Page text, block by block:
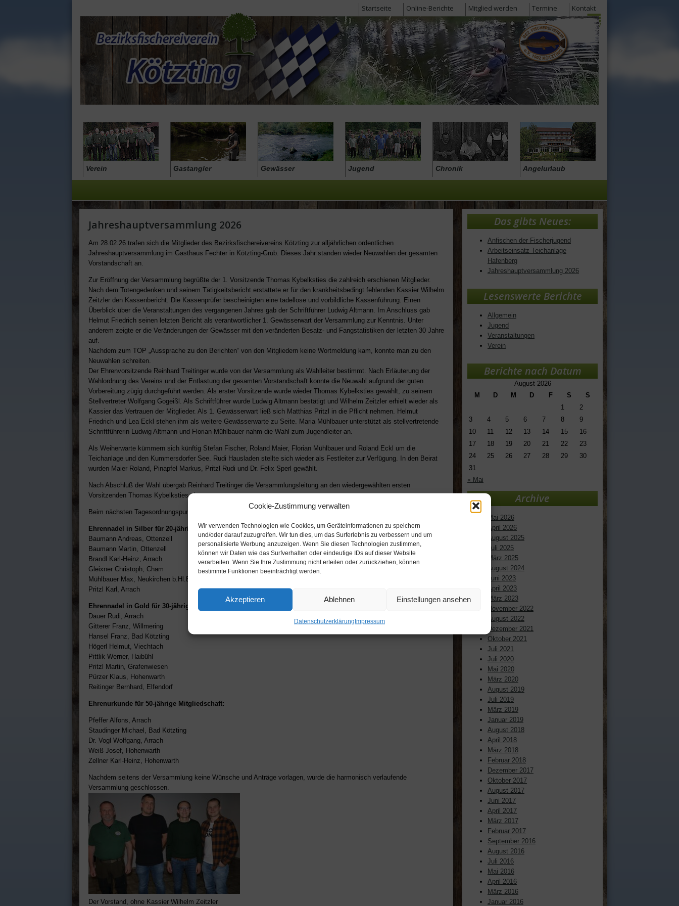
Cookie-Zustimmung verwalten
Wir verwenden Technologien wie Cookies, um Geräteinformationen zu speichern
und/oder darauf zuzugreifen. Wir tun dies, um das Surferlebnis zu verbessern und um
personalisierte Werbung anzuzeigen. Wenn Sie diesen Technologien zustimmen,
können wir Daten wie das Surfverhalten oder eindeutige IDs auf dieser Website
verarbeiten. Wenn Sie Ihre Zustimmung nicht erteilen oder zurückziehen, können
bestimmte Funktionen beeinträchtigt werden.
Akzeptieren Ablehnen Einstellungen ansehen
DatenschutzerklärungImpressum
Startseite Online-Berichte Mitglied werden Termine Kontakt
Verein Gastangler Gewässer Jugend Chronik Angelurlaub
Jahreshauptversammlung 2026
Am 28.02.26 trafen sich die Mitglieder des Bezirksfischereivereins Kötzting zur alljährlichen ordentlichen
Jahreshauptversammlung im Gasthaus Fechter in Kötzting-Grub. Dieses Jahr standen wieder Neuwahlen der gesamten
Vorstandschaft an.
Zur Eröffnung der Versammlung begrüßte der 1. Vorsitzende Thomas Kybelksties die zahlreich erschienen Mitglieder.
Nach dem Totengedenken und seinem Tätigkeitsbericht erstattete er für den krankheitsbedingt fehlenden Kassier Wilhelm
Zeitzler den Kassenbericht. Die Kassenprüfer bescheinigten eine tadellose und vorbildliche Kassenführung. Einen
Überblick über die Veranstaltungen des vergangenen Jahres gab der Schriftführer Ludwig Altmann. Im Anschluss gab
Helmut Friedrich seinen letzten Bericht als verantwortlicher 1. Gewässerwart der Versammlung zur Kenntnis. Unter
anderem zeigte er die Veränderungen der Gewässer mit den veränderten Besatz- und Fangstatistiken der letzten 30 Jahre
auf.
Nachdem zum TOP „Aussprache zu den Berichten“ von den Mitgliedern keine Wortmeldung kam, konnte man zu den
Neuwahlen schreiten.
Der Ehrenvorsitzende Reinhard Treitinger wurde von der Versammlung als Wahlleiter bestimmt. Nach Erläuterung der
Wahlordnung des Vereins und der Entlastung der gesamten Vorstandschaft konnte die Neuwahl aufgrund der guten
Vorbereitung zügig durchgeführt werden. Als erster Vorsitzende wurde wieder Thomas Kybelksties gewählt, zu seinem
Stellvertreter Wolfgang Gogeißl. Als Schriftführer wurde Ludwig Altmann bestätigt und Wilhelm Zeitzler erhielt wieder als
Kassier das Vertrauen der Mitglieder. Als 1. Gewässerwart ließ sich Matthias Pritzl in die Pflicht nehmen. Helmut
Friedrich und Lea Eckl stehen ihm als weitere Gewässerwarte zu Seite. Maria Mühlbauer unterstützt als stellvertretende
Schriftführerin Ludwig Altmann und Florian Mühlbauer nahm die Wahl zum Jugendleiter an.
Als Weiherwarte kümmern sich künftig Stefan Fischer, Roland Maier, Florian Mühlbauer und Roland Eckl um die
Teichanlage und den Kummersdorfer See. Rudi Hausladen stellte sich wieder als Festleiter zur Verfügung. In den Beirat
wurden Maier Roland, Pinapfel Markus, Pritzl Rudi und Dr. Felix Sperl gewählt.
Nach Abschluß der Wahl übergab Reinhard Treitinger die Versammlungsleitung an den wiedergewählten ersten
Vorsitzenden Thomas Kybelksties ab.
Beim nächsten Tagesordnungspunkt konnten wieder einige Mitglieder für ihre langjährige Mitgliedschaft geehrt werden.
Ehrennadel in Silber für 20-jährige Mitgliedschaft:
Baumann Andreas, Ottenzell
Baumann Martin, Ottenzell
Brandl Karl-Heinz, Arrach
Gleixner Christoph, Cham
Mühlbauer Max, Neukirchen b.Hl.Blut
Pritzl Karl, Arrach
Ehrennadel in Gold für 30-jährige Mitgliedschaft:
Dauer Rudi, Arrach
Gitterer Franz, Willmering
Hansel Franz, Bad Kötzting
Högerl Helmut, Viechtach
Pittlik Werner, Haibühl
Pritzl Martin, Grafenwiesen
Pürzer Klaus, Hohenwarth
Reitinger Bernhard, Elfendorf
Ehrenurkunde für 50-jährige Mitgliedschaft:
Pfeffer Alfons, Arrach
Staudinger Michael, Bad Kötzting
Dr. Vogl Wolfgang, Arrach
Weiß Josef, Hohenwarth
Zellner Karl-Heinz, Hohenwarth
Nachdem seitens der Versammlung keine Wünsche und Anträge vorlagen, wurde die harmonisch verlaufende
Versammlung geschlossen.
Der Vorstand, ohne Kassier Wilhelm Zeitzler
Das gibts Neues:
Anfischen der Fischerjugend
Arbeitseinsatz Teichanlage
Hafenberg
Jahreshauptversammlung 2026
Lesenswerte Berichte
Allgemein
Jugend
Veranstaltungen
Verein
Berichte nach Datum
August 2026
M
D M D F S
S
1
2
3
4 5 6 7 8
9
10
11 12 13 14 15
16
17
18 19 20 21 22
23
24
25 26 27 28 29
30
31
« Mai
Archive
Mai 2026
April 2026
August 2025
Juli 2025
März 2025
August 2024
Juni 2023
April 2023
März 2023
November 2022
August 2022
Dezember 2021
Oktober 2021
Juli 2021
Juli 2020
Mai 2020
März 2020
August 2019
Juli 2019
März 2019
Januar 2019
August 2018
April 2018
März 2018
Februar 2018
Dezember 2017
Oktober 2017
August 2017
Juni 2017
April 2017
März 2017
Februar 2017
September 2016
August 2016
Juli 2016
Mai 2016
April 2016
März 2016
Januar 2016